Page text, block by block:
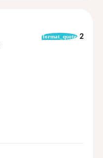
format_quote 2